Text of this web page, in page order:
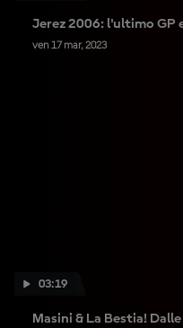
Jerez 2006: l'ultimo GP
ven 17 mar, 2023
03:19
Masini & La Bestia!